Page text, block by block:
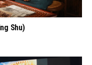
Shu)